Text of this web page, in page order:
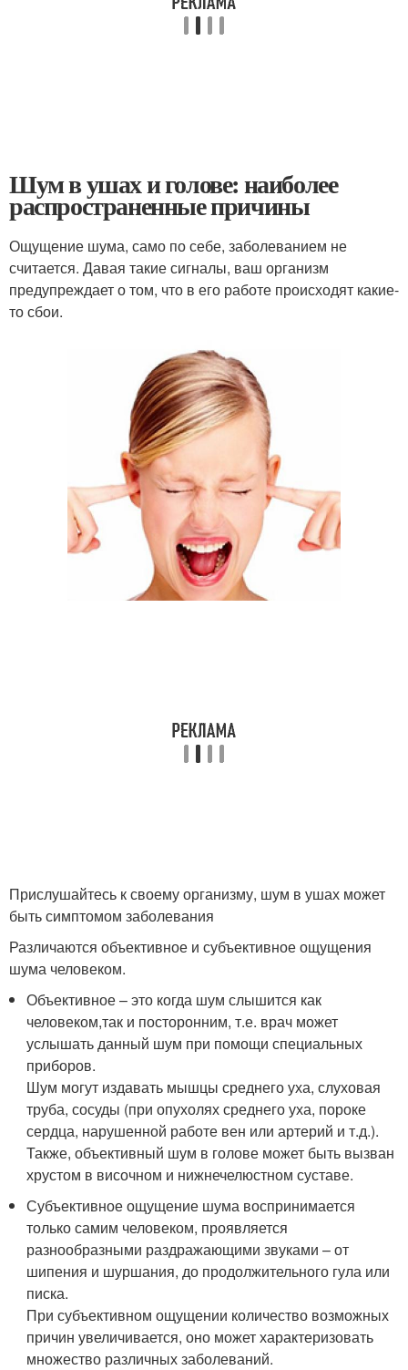
Шум в ушах и голове: наиболее
распространенные причины
Ощущение шума, само по себе, заболеванием не
считается. Давая такие сигналы, ваш организм
предупреждает о том, что в его работе происходят какие-
то сбои.
Прислушайтесь к своему организму, шум в ушах может
быть симптомом заболевания
Различаются объективное и субъективное ощущения
шума человеком.
Объективное – это когда шум слышится как
человеком,так и посторонним, т.е. врач может
услышать данный шум при помощи специальных
приборов.
Шум могут издавать мышцы среднего уха, слуховая
труба, сосуды (при опухолях среднего уха, пороке
сердца, нарушенной работе вен или артерий и т.д.).
Также, объективный шум в голове может быть вызван
хрустом в височном и нижнечелюстном суставе.
Субъективное ощущение шума воспринимается
только самим человеком, проявляется
разнообразными раздражающими звуками – от
шипения и шуршания, до продолжительного гула или
писка.
При субъективном ощущении количество возможных
причин увеличивается, оно может характеризовать
множество различных заболеваний.